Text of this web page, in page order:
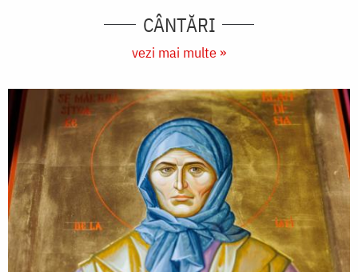
CÂNTĂRI
vezi mai multe »